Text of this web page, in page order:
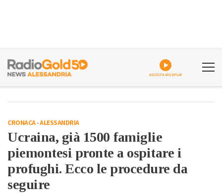
ASCOLTA GOLDPLAY
CRONACA-ALESSANDRIA
Ucraina, già 1500 famiglie
piemontesi pronte a ospitare i
profughi. Ecco le procedure da
seguire